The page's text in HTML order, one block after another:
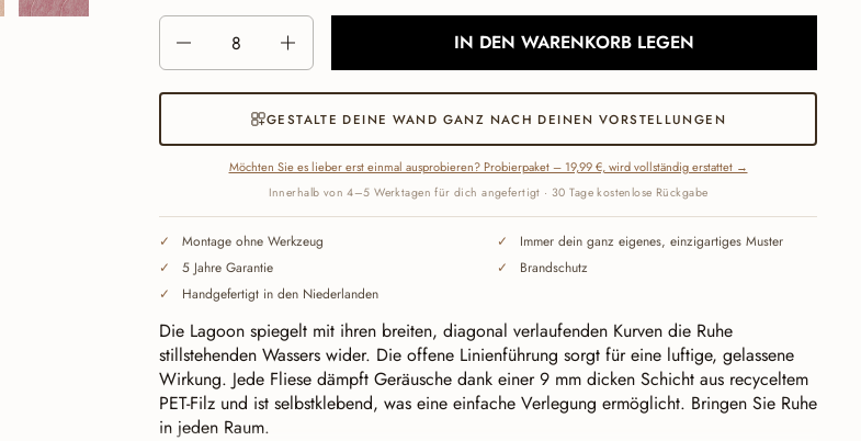
Anzahl
IN DEN WARENKORB LEGEN
GESTALTE DEINE WAND GANZ NACH DEINEN VORSTELLUNGEN
Möchten Sie es lieber erst einmal ausprobieren? Probierpaket – 19,99 €, wird vollständig erstattet →
Innerhalb von 4–5 Werktagen für dich angefertigt · 30 Tage kostenlose Rückgabe
Montage ohne Werkzeug
Immer dein ganz eigenes, einzigartiges Muster
5 Jahre Garantie
Brandschutz
Handgefertigt in den Niederlanden
Die Lagoon spiegelt mit ihren breiten, diagonal verlaufenden Kurven die Ruhe
stillstehenden Wassers wider. Die offene Linienführung sorgt für eine luftige, gelassene
Wirkung. Jede Fliese dämpft Geräusche dank einer 9 mm dicken Schicht aus recyceltem
PET-Filz und ist selbstklebend, was eine einfache Verlegung ermöglicht. Bringen Sie Ruhe
in jeden Raum.